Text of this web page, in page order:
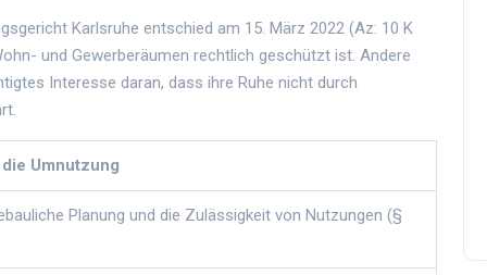
Karlsruhe entschied am 15. März 2022 (Az: 10 K
und Gewerberäumen rechtlich geschützt ist. Andere
Interesse daran, dass ihre Ruhe nicht durch
Umnutzung
Planung und die Zulässigkeit von Nutzungen (§